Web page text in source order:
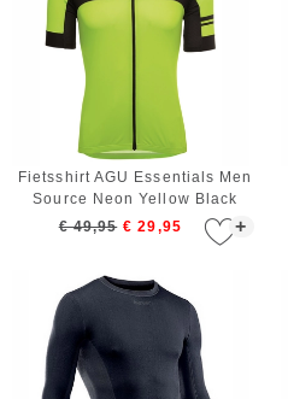
+
Fietsshirt AGU Essentials Men
Source Neon Yellow Black
€ 49,95 € 29,95